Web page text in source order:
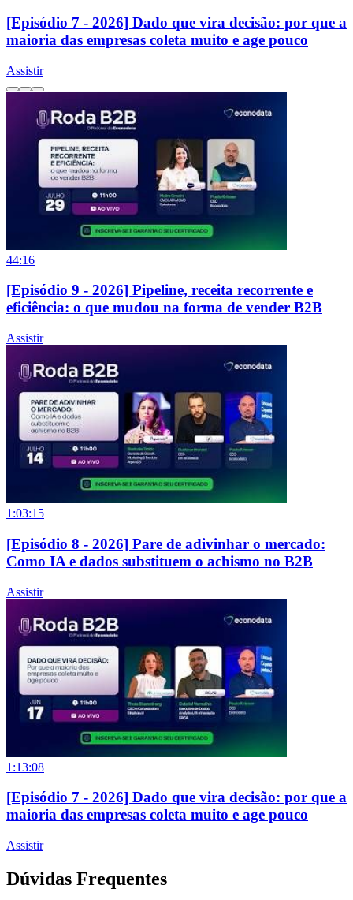
[Episódio 7 - 2026] Dado que vira decisão: por que a
maioria das empresas coleta muito e age pouco
Assistir
44:16
[Episódio 9 - 2026] Pipeline, receita recorrente e
eficiência: o que mudou na forma de vender B2B
Assistir
1:03:15
[Episódio 8 - 2026] Pare de adivinhar o mercado:
Como IA e dados substituem o achismo no B2B
Assistir
1:13:08
[Episódio 7 - 2026] Dado que vira decisão: por que a
maioria das empresas coleta muito e age pouco
Assistir
Dúvidas Frequentes